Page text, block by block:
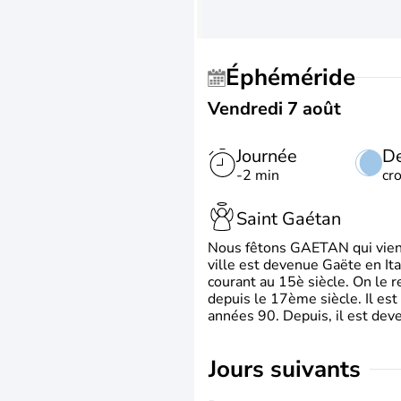
Éphéméride
Vendredi 7 août
Journée
-2 min
Saint Gaétan
Nous fêtons GAETAN qui
ville est devenue Gaëte en
courant au 15è siècle. On le
depuis le 17ème siècle. Il
années 90. Depuis, il est
jours suivants